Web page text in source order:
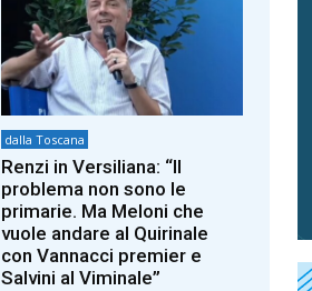
dalla Toscana
Renzi in Versiliana: “Il
problema non sono le
primarie. Ma Meloni che
vuole andare al Quirinale
con Vannacci premier e
Salvini al Viminale”